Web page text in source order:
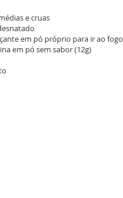
e cruas
em pó próprio para ir ao fogo
em pó sem sabor (12g)